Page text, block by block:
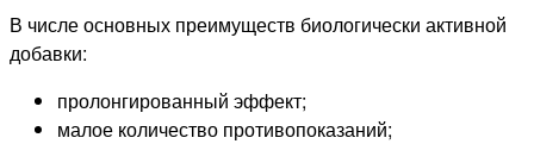
В числе основных преимуществ биологически активной
добавки:
пролонгированный эффект;
малое количество противопоказаний;